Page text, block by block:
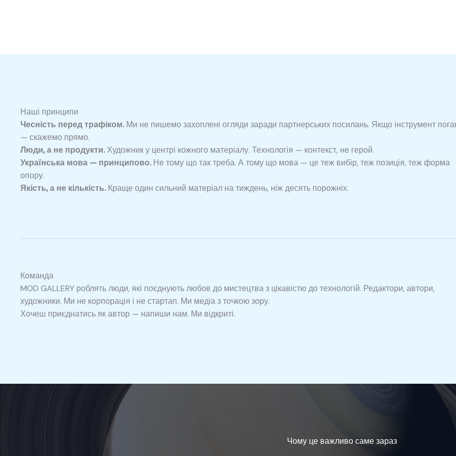
Наші принципи
Чесність перед трафіком.Ми не пишемо захоплені огляди заради партнерських посилань. Якщо інструмент
— скажемо прямо.
Люди, а не продукти.Художник у центрі кожного матеріалу. Технологія — контекст, не герой.
Українська мова — принципово.Не тому що так треба. А тому що мова — це теж вибір, теж позиція, теж форма
опору.
Якість, а не кількість.Краще один сильний матеріал на тиждень, ніж десять порожніх.
Команда
MOD GALLERY роблять люди, які поєднують любов до мистецтва з цікавістю до технологій. Редактори, автори,
художники. Ми не корпорація і не стартап. Ми медіа з точкою зору.
Хочеш приєднатись як автор — напиши нам. Ми відкриті.
Чому це важливо саме зараз